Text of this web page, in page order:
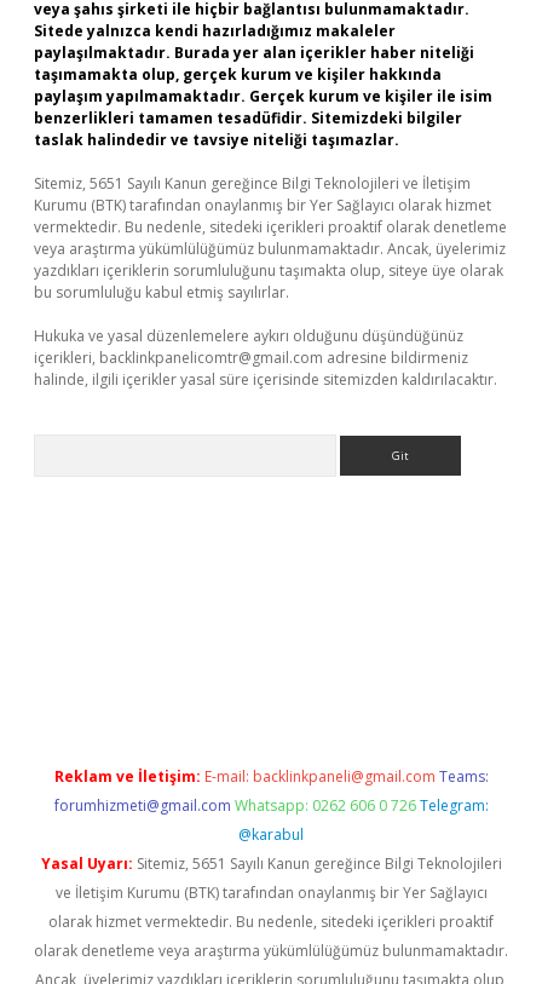
veya şahıs şirketi ile hiçbir bağlantısı bulunmamaktadır.
Sitede yalnızca kendi hazırladığımız makaleler
paylaşılmaktadır. Burada yer alan içerikler haber niteliği
taşımamakta olup, gerçek kurum ve kişiler hakkında
paylaşım yapılmamaktadır. Gerçek kurum ve kişiler ile isim
benzerlikleri tamamen tesadüfidir. Sitemizdeki bilgiler
taslak halindedir ve tavsiye niteliği taşımazlar.
Sitemiz, 5651 Sayılı Kanun gereğince Bilgi Teknolojileri ve İletişim
Kurumu (BTK) tarafından onaylanmış bir Yer Sağlayıcı olarak hizmet
vermektedir. Bu nedenle, sitedeki içerikleri proaktif olarak denetleme
veya araştırma yükümlülüğümüz bulunmamaktadır. Ancak, üyelerimiz
yazdıkları içeriklerin sorumluluğunu taşımakta olup, siteye üye olarak
bu sorumluluğu kabul etmiş sayılırlar.
Hukuka ve yasal düzenlemelere aykırı olduğunu düşündüğünüz
içerikleri, backlinkpanelicomtr@gmail.com adresine bildirmeniz
halinde, ilgili içerikler yasal süre içerisinde sitemizden kaldırılacaktır.
Reklam ve İletişim: E-mail: backlinkpaneli@gmail.com Teams:
forumhizmeti@gmail.com Whatsapp: 0262 606 0 726 Telegram:
@karabul
Yasal Uyarı: Sitemiz, 5651 Sayılı Kanun gereğince Bilgi Teknolojileri
ve İletişim Kurumu (BTK) tarafından onaylanmış bir Yer Sağlayıcı
olarak hizmet vermektedir. Bu nedenle, sitedeki içerikleri proaktif
olarak denetleme veya araştırma yükümlülüğümüz bulunmamaktadır.
Ancak, üyelerimiz yazdıkları içeriklerin sorumluluğunu taşımakta olup,